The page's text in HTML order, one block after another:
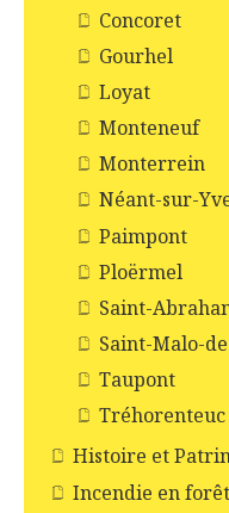
Concoret
Gourhel
Loyat
Monteneuf
Monterrein
Néant-sur-
Paimpont
Ploërmel
Saint-
Saint-Malo-
Taupont
Tréhorenteuc
Histoire et
Incendie en